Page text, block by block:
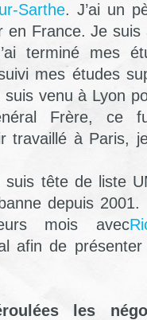
Sarthe. J’ai un
en France. Je
terminé mes
mes études
suis venu à Lyon
Frère, ce
travaillé à Paris,
tête de liste
depuis
mois avec
afin de
les